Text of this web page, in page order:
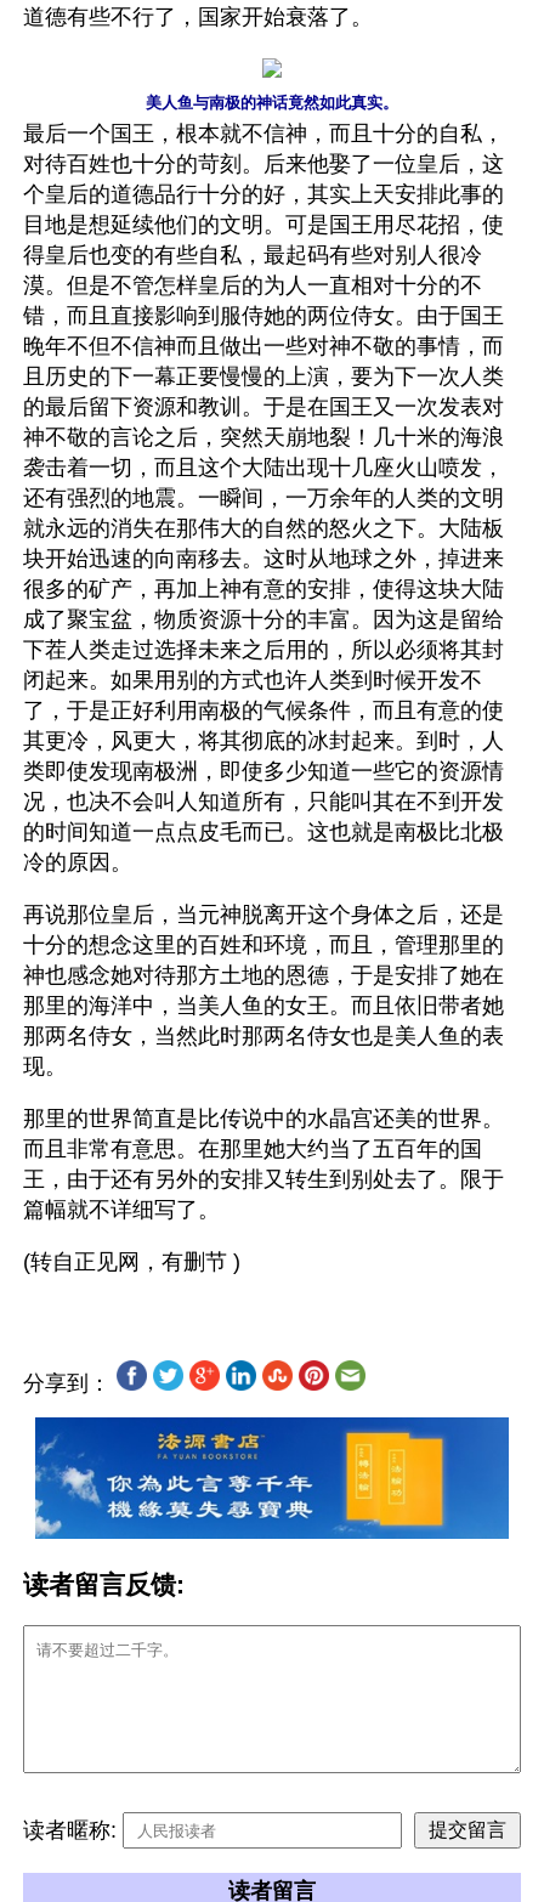
道德有些不行了，国家开始衰落了。
美人鱼与南极的神话竟然如此真实。
最后一个国王，根本就不信神，而且十分的自私，
对待百姓也十分的苛刻。后来他娶了一位皇后，这
个皇后的道德品行十分的好，其实上天安排此事的
目地是想延续他们的文明。可是国王用尽花招，使
得皇后也变的有些自私，最起码有些对别人很冷
漠。但是不管怎样皇后的为人一直相对十分的不
错，而且直接影响到服侍她的两位侍女。由于国王
晚年不但不信神而且做出一些对神不敬的事情，而
且历史的下一幕正要慢慢的上演，要为下一次人类
的最后留下资源和教训。于是在国王又一次发表对
神不敬的言论之后，突然天崩地裂！几十米的海浪
袭击着一切，而且这个大陆出现十几座火山喷发，
还有强烈的地震。一瞬间，一万余年的人类的文明
就永远的消失在那伟大的自然的怒火之下。大陆板
块开始迅速的向南移去。这时从地球之外，掉进来
很多的矿产，再加上神有意的安排，使得这块大陆
成了聚宝盆，物质资源十分的丰富。因为这是留给
下茬人类走过选择未来之后用的，所以必须将其封
闭起来。如果用别的方式也许人类到时候开发不
了，于是正好利用南极的气候条件，而且有意的使
其更冷，风更大，将其彻底的冰封起来。到时，人
类即使发现南极洲，即使多少知道一些它的资源情
况，也决不会叫人知道所有，只能叫其在不到开发
的时间知道一点点皮毛而已。这也就是南极比北极
冷的原因。
再说那位皇后，当元神脱离开这个身体之后，还是
十分的想念这里的百姓和环境，而且，管理那里的
神也感念她对待那方土地的恩德，于是安排了她在
那里的海洋中，当美人鱼的女王。而且依旧带者她
那两名侍女，当然此时那两名侍女也是美人鱼的表
现。
那里的世界简直是比传说中的水晶宫还美的世界。
而且非常有意思。在那里她大约当了五百年的国
王，由于还有另外的安排又转生到别处去了。限于
篇幅就不详细写了。
分享到：
读者留言反馈:
读者暱称:
读者留言